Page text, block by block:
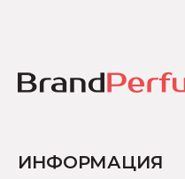
ИНФОРМАЦИЯ